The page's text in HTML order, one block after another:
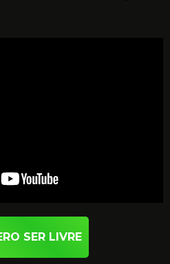
SER LIVRE